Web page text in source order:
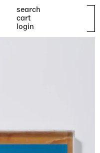
search
cart
login